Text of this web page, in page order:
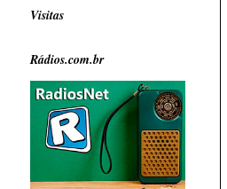
Visitas
Rádios.com.br